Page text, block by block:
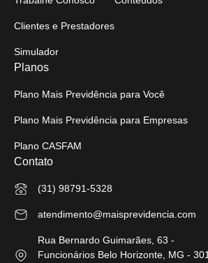
Clientes e Prestadores
Simulador
Planos
Plano Mais Previdência para Você
Plano Mais Previdência para Empresas
Plano CASFAM
Contato
(31) 98791-5328
atendimento@maisprevidencia.com
Rua Bernardo Guimarães, 63 -
Funcionários Belo Horizonte, MG -